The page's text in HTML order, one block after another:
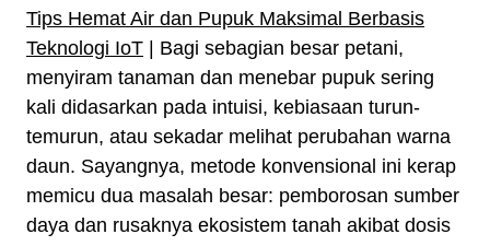
Tips Hemat Air dan Pupuk Maksimal Berbasis
Teknologi IoT | Bagi sebagian besar petani,
menyiram tanaman dan menebar pupuk sering
kali didasarkan pada intuisi, kebiasaan turun-
temurun, atau sekadar melihat perubahan warna
daun. Sayangnya, metode konvensional ini kerap
memicu dua masalah besar: pemborosan sumber
daya dan rusaknya ekosistem tanah akibat dosis